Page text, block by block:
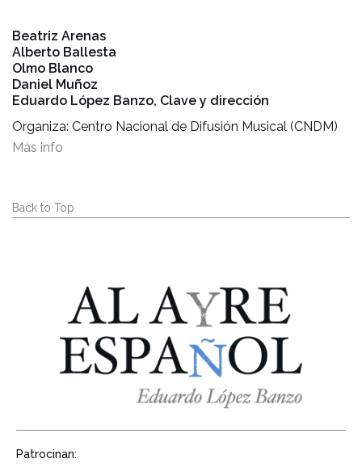
Beatriz Arenas
Alberto Ballesta
Olmo Blanco
Daniel Muñoz
Eduardo López Banzo, Clave y dirección
Organiza: Centro Nacional de Difusión Musical (CNDM)
Más info
Back to Top
Patrocinan: